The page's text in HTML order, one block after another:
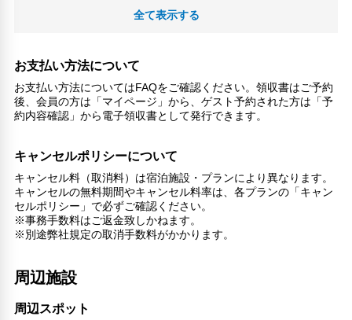
全て表示する
お支払い方法について
お支払い方法についてはFAQをご確認ください。領収書はご予約
後、会員の方は「マイページ」から、ゲスト予約された方は「予
約内容確認」から電子領収書として発行できます。
キャンセルポリシーについて
キャンセル料（取消料）は宿泊施設・プランにより異なります。
キャンセルの無料期間やキャンセル料率は、各プランの「キャン
セルポリシー」で必ずご確認ください。
※事務手数料はご返金致しかねます。
※別途弊社規定の取消手数料がかかります。
周辺施設
周辺スポット